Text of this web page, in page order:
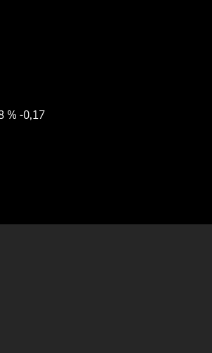
%-0,17